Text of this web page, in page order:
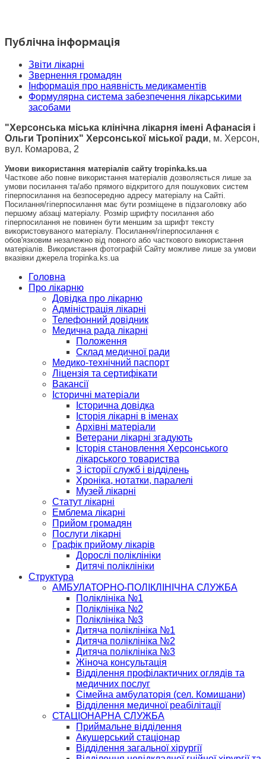
Публічна інформація
Звіти лікарні
Звернення громадян
Інформація про наявність медикаментів
Формулярна система забезпечення лікарськими
засобами
"Херсонська міська клінічна лікарня імені Афанасія і
Ольги Тропіних" Херсонської міської ради, м. Херсон,
вул. Комарова, 2
Умови використання матеріалів сайту tropinka.ks.ua
Часткове або повне використання матеріалів дозволяється лише за
умови посилання та/або прямого відкритого для пошукових систем
гіперпосилання на безпосередню адресу матеріалу на Сайті.
Посилання/гіперпосилання має бути розміщене в підзаголовку або
першому абзаці матеріалу. Розмір шрифту посилання або
гіперпосилання не повинен бути меншим за шрифт тексту
використовуваного матеріалу. Посилання/гіперпосилання є
обов'язковим незалежно від повного або часткового використання
матеріалів. Використання фотографій Сайту можливе лише за умови
вказівки джерела tropinka.ks.ua
Головна
Про лікарню
Довідка про лікарню
Адміністрація лікарні
Телефонний довідник
Медична рада лікарні
Положення
Склад медичної ради
Медико-технічний паспорт
Ліцензія та сертифікати
Вакансії
Історичні матеріали
Історична довідка
Історія лікарні в іменах
Архівні матеріали
Ветерани лікарні згадують
Історія становлення Херсонського
лікарського товариства
З історії служб і відділень
Хроніка, нотатки, паралелі
Музей лікарні
Статут лікарні
Емблема лікарні
Прийом громадян
Послуги лікарні
Графік прийому лікарів
Дорослі поліклініки
Дитячі поліклініки
Структура
АМБУЛАТОРНО-ПОЛІКЛІНІЧНА СЛУЖБА
Поліклініка №1
Поліклініка №2
Поліклініка №3
Дитяча поліклініка №1
Дитяча поліклініка №2
Дитяча поліклініка №3
Жіноча консультація
Відділення профілактичних оглядів та
медичних послуг
Сімейна амбулаторія (сел. Комишани)
Відділення медичної реабілітації
СТАЦІОНАРНА СЛУЖБА
Приймальне відділення
Акушерський стаціонар
Відділення загальної хірургії